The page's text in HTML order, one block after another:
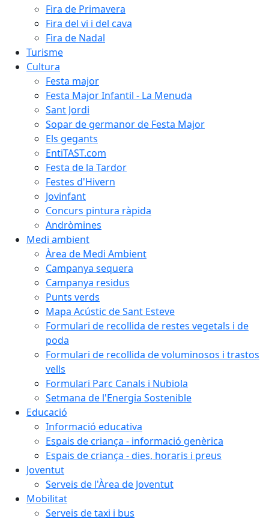
Fira de Primavera
Fira del vi i del cava
Fira de Nadal
Turisme
Cultura
Festa major
Festa Major Infantil - La Menuda
Sant Jordi
Sopar de germanor de Festa Major
Els gegants
EntiTAST.com
Festa de la Tardor
Festes d'Hivern
Jovinfant
Concurs pintura ràpida
Andròmines
Medi ambient
Àrea de Medi Ambient
Campanya sequera
Campanya residus
Punts verds
Mapa Acústic de Sant Esteve
Formulari de recollida de restes vegetals i de
poda
Formulari de recollida de voluminosos i trastos
vells
Formulari Parc Canals i Nubiola
Setmana de l'Energia Sostenible
Educació
Informació educativa
Espais de criança - informació genèrica
Espais de criança - dies, horaris i preus
Joventut
Serveis de l'Àrea de Joventut
Mobilitat
Serveis de taxi i bus